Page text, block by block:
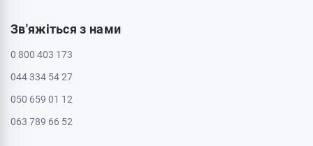
Черкаси, 18005, бул. Шевченка, 195
Інформація
Контакти
Доставка і оплата